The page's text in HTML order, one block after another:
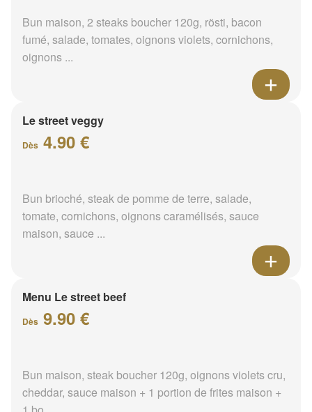
Bun maison, 2 steaks boucher 120g, rösti, bacon
fumé, salade, tomates, oignons violets, cornichons,
oignons ...
Le street veggy
Dès 4.90 €
Bun brioché, steak de pomme de terre, salade,
tomate, cornichons, oignons caramélisés, sauce
maison, sauce ...
Menu Le street beef
Dès 9.90 €
Bun maison, steak boucher 120g, oignons violets cru,
cheddar, sauce maison + 1 portion de frites maison +